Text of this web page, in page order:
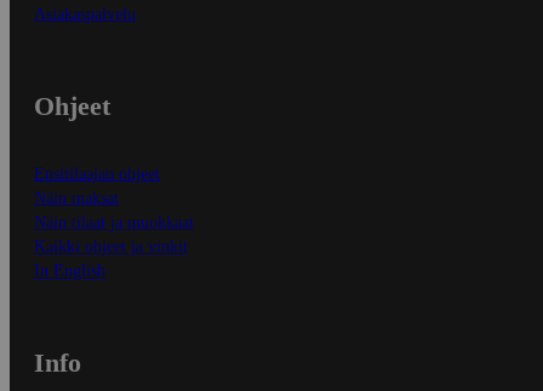
Asiakaspalvelu
Ohjeet
Ensitilaajan ohjeet
Näin maksat
Näin tilaat ja muokkaat
Kaikki ohjeet ja vinkit
In English
Info